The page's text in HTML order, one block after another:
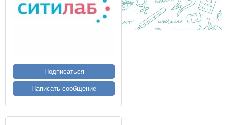
Подписаться
Написать сообщение